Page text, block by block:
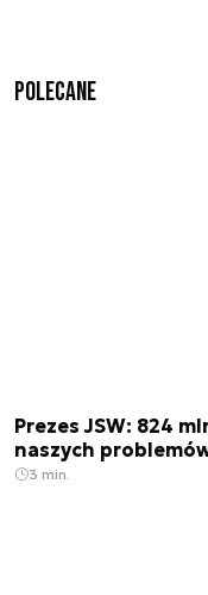
Polecane
Prezes JSW: 824
naszych
3 min.